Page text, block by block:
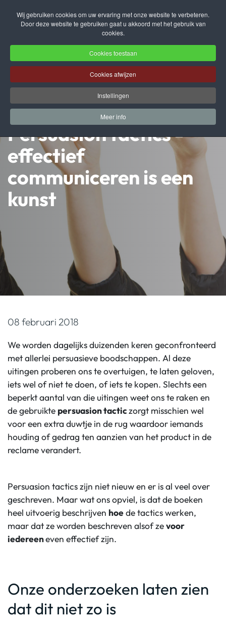
Wij gebruiken cookies om uw ervaring met onze website te verbeteren.
Door deze website te gebruiken gaat u akkoord met het gebruik van
cookies.
Cookies toestaan
Cookies afwijzen
Instellingen
Meer info
Terug naar hoofdinhoud
Persuasion tactics -
effectief
communiceren is een
kunst
08 februari 2018
We worden dagelijks duizenden keren geconfronteerd
met allerlei persuasieve boodschappen. Al deze
uitingen proberen ons te overtuigen, te laten geloven,
iets wel of niet te doen, of iets te kopen. Slechts een
beperkt aantal van die uitingen weet ons te raken en
de gebruikte persuasion tacticzorgt misschien wel
voor een extra duwtje in de rug waardoor iemands
houding of gedrag ten aanzien van het product in de
reclame verandert.
Persuasion tactics zijn niet nieuw en er is al veel over
geschreven. Maar wat ons opviel, is dat de boeken
heel uitvoerig beschrijven hoede tactics werken,
maar dat ze worden beschreven alsof zevoor
iedereeneven effectief zijn.
Onze onderzoeken laten zien
dat dit niet zo is